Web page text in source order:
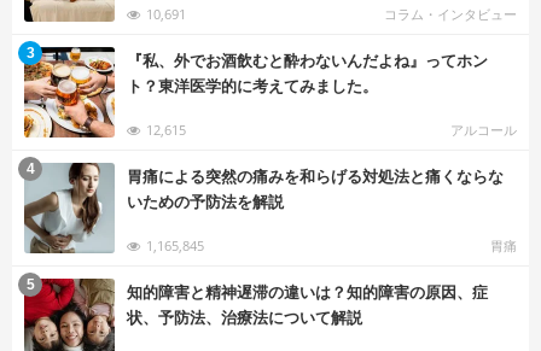
10,691 コラム・インタビュー
『私、外でお酒飲むと酔わないんだよね』ってホン
ト？東洋医学的に考えてみました。
12,615 アルコール
3
胃痛による突然の痛みを和らげる対処法と痛くならな
いための予防法を解説
1,165,845 胃痛
4
知的障害と精神遅滞の違いは？知的障害の原因、症
状、予防法、治療法について解説
5